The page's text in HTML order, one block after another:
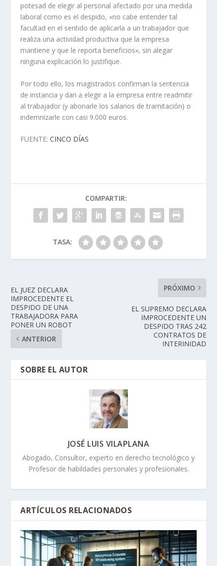
potesad de elegir al personal afectado por una medida
laboral como es el despido, «no cabe entender tal
facultad en el sentido de aplicarla a un trabajador que
realiza una actividad productiva que la empresa
mantiene y que le reporta beneficios», sin alegar
ninguna explicación lo justifique.
Por todo ello, los magistrados confirman la sentencia
de instancia y dan a elegir a la empresa entre readmitir
al trabajador (y abonarle los salarios de tramitación) o
indemnizarle con casi 9.000 euros.
FUENTE:CINCO DÍAS
COMPARTIR:
TASA:
EL JUEZ DECLARA
IMPROCEDENTE EL
DESPIDO DE UNA
TRABAJADORA PARA
PONER UN ROBOT
ANTERIOR
PRÓXIMO
EL SUPREMO DECLARA
IMPROCEDENTE UN
DESPIDO TRAS 242
CONTRATOS DE
INTERINIDAD
SOBRE EL AUTOR
JOSÉ LUIS VILAPLANA
Abogado, Consultor, experto en derecho tecnológico y
Profesor de habildades personales y profesionales.
ARTÍCULOS RELACIONADOS